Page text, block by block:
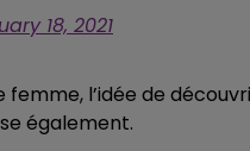
18, 2021
l’idée de
également.